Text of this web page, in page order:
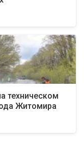
техническом
Житомира